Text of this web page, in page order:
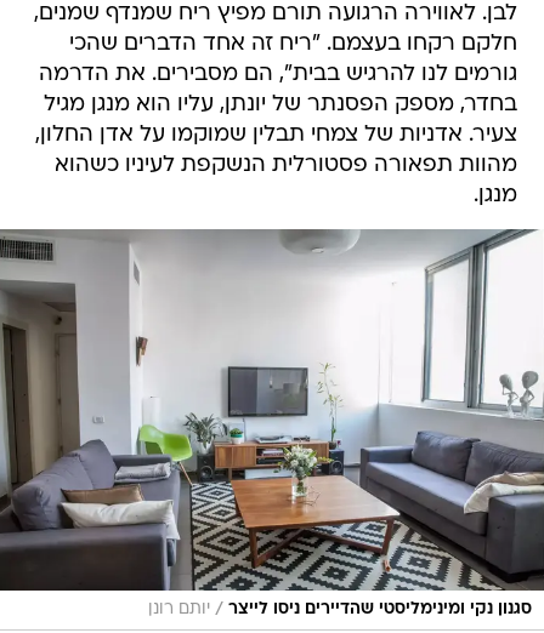
לבן. לאווירה הרגועה תורם מפיץ ריח שמנדף שמנים,
חלקם רקחו בעצמם. "ריח זה אחד הדברים שהכי
גורמים לנו להרגיש בבית", הם מסבירים. את הדרמה
בחדר, מספק הפסנתר של יונתן, עליו הוא מנגן מגיל
צעיר. אדניות של צמחי תבלין שמוקמו על אדן החלון,
מהוות תפאורה פסטורלית הנשקפת לעיניו כשהוא
מנגן.
סגנון נקי ומינימליסטי שהדיירים ניסו לייצר / יותם רונן